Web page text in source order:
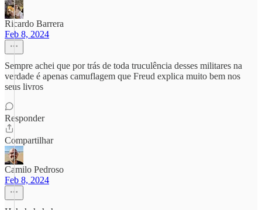
Ricardo Barrera
Feb 8, 2024
Sempre achei que por trás de toda truculência desses militares na
verdade é apenas camuflagem que Freud explica muito bem nos
seus livros
Responder
Compartilhar
Camilo Pedroso
Feb 8, 2024